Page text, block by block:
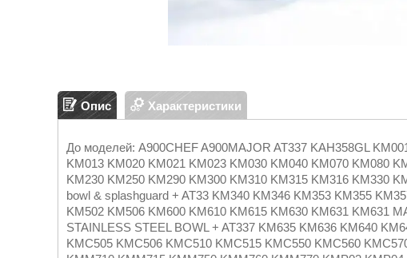
Опис Характеристики
До моделей: A900CHEF A900MAJOR AT337 KAH358GL
KM013 KM020 KM021 KM023 KM030 KM040 KM070 KM080
KM230 KM250 KM290 KM300 KM310 KM315 KM316 KM330
bowl & splashguard + AT33 KM340 KM346 KM353 KM355
KM502 KM506 KM600 KM610 KM615 KM630 KM631 KM631
STAINLESS STEEL BOWL + AT337 KM635 KM636 KM640
KMC505 KMC506 KMC510 KMC515 KMC550 KMC560